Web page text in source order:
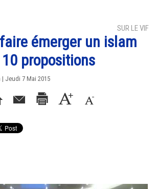
SUR LE VIF
émerger un islam
propositions
| Jeudi 7 Mai 2015